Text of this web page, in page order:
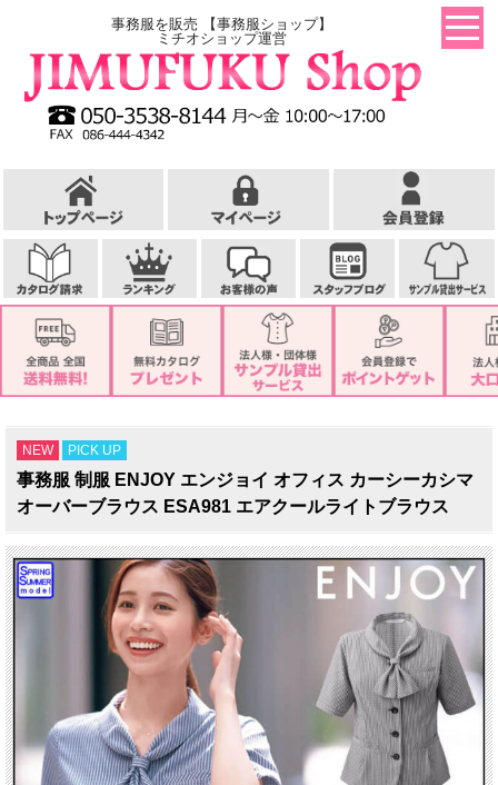
事務服を販売 【事務服ショップ】
ミチオショップ運営
NEW PICK UP
事務服 制服 ENJOY エンジョイ オフィス カーシーカシマ
オーバーブラウス ESA981 エアクールライトブラウス